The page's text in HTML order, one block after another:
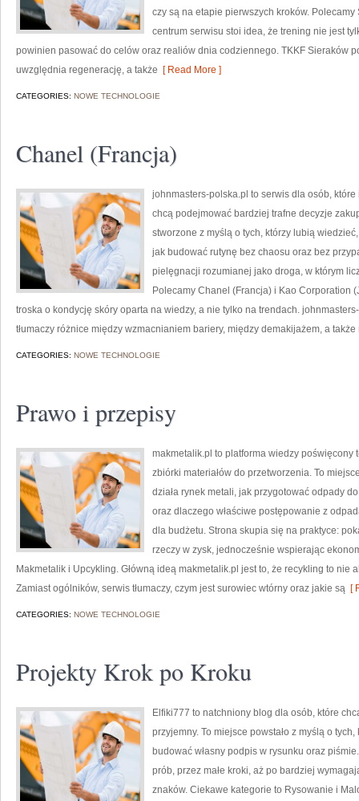
czy są na etapie pierwszych kroków. Polecamy
centrum serwisu stoi idea, że trening nie jest
powinien pasować do celów oraz realiów dnia codziennego. TKKF Sieraków
uwzględnia regenerację, a także [ Read More ]
CATEGORIES: NOWE TECHNOLOGIE
Chanel (Francja)
johnmasters-polska.pl to serwis dla osób,
chcą podejmować bardziej trafne decyzje
stworzone z myślą o tych, którzy lubią
jak budować rutynę bez chaosu oraz bez
pielęgnacji rozumianej jako droga, w którym
Polecamy Chanel (Francja) i Kao Corporation
troska o kondycję skóry oparta na wiedzy, a nie tylko na trendach.
tłumaczy różnice między wzmacnianiem bariery, między demakijażem, a także
CATEGORIES: NOWE TECHNOLOGIE
Prawo i przepisy
makmetalik.pl to platforma wiedzy
zbiórki materiałów do przetworzenia. To
działa rynek metali, jak przygotować odpady
oraz dlaczego właściwe postępowanie z
dla budżetu. Strona skupia się na praktyce:
rzeczy w zysk, jednocześnie wspierając
Makmetalik i Upcykling. Główną ideą makmetalik.pl jest to, że recykling to nie
Zamiast ogólników, serwis tłumaczy, czym jest surowiec wtórny oraz jakie są [
CATEGORIES: NOWE TECHNOLOGIE
Projekty Krok po Kroku
Elfiki777 to natchniony blog dla osób, które
przyjemny. To miejsce powstało z myślą o
budować własny podpis w rysunku oraz
prób, przez małe kroki, aż po bardziej
znaków. Ciekawe kategorie to Rysowanie i